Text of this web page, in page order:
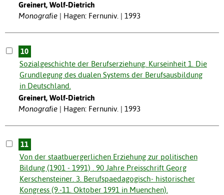
Greinert, Wolf-Dietrich
Monografie
Hagen: Fernuniv. | 1993
10
Sozialgeschichte der Berufserziehung. Kurseinheit 1. Die
Grundlegung des dualen Systems der Berufsausbildung
in Deutschland.
Greinert, Wolf-Dietrich
Monografie
Hagen: Fernuniv. | 1993
11
Von der staatbuergerlichen Erziehung zur politischen
Bildung (1901 - 1991) . 90 Jahre Preisschrift Georg
Kerschensteiner. 3. Berufspaedagogisch- historischer
Kongress (9.-11. Oktober 1991 in Muenchen).